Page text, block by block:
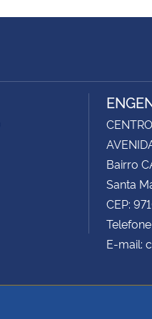
Bairro
Santa
CEP:
E-mail: